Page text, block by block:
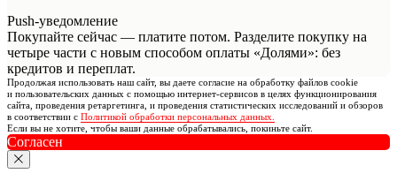
Push-уведомление
Покупайте сейчас — платите потом. Разделите покупку на
четыре части с новым способом оплаты «Долями»: без
кредитов и переплат.
Продолжая использовать наш сайт, вы даете согласие на обработку файлов cookie
и пользовательских данных с помощью интернет-сервисов в целях функционирования
сайта, проведения ретаргетинга, и проведения статистических исследований и обзоров
в соответствии с Политикой обработки персональных данных.
Если вы не хотите, чтобы ваши данные обрабатывались, покиньте сайт.
Согласен